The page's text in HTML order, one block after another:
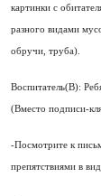
картинки с
разного видами
обручи, труба).
Воспитатель(В):
(Вместо подписи-
-Посмотрите к
препятствиями в